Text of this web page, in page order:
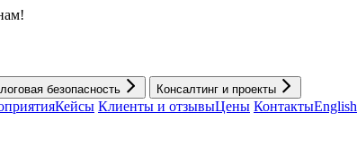
безопасность Консалтинг и проекты
Кейсы Клиенты и отзывыЦены КонтактыEnglish